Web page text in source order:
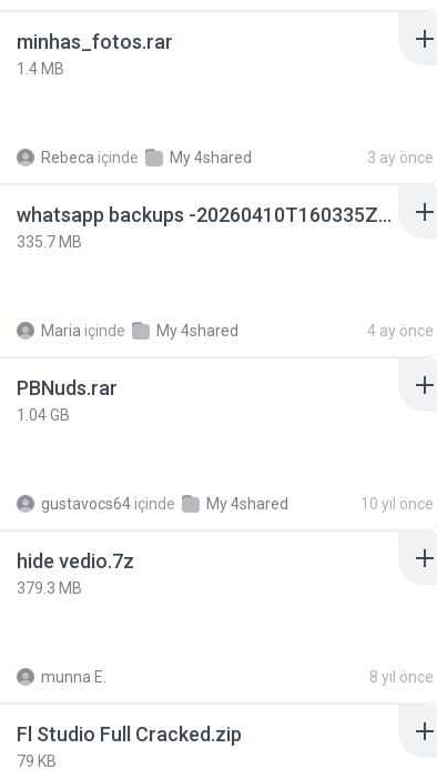
minhas_fotos.rar
1.4 MB
Rebeca içinde My 4shared 3 ay önce
whatsapp backups -20260410T160335Z-3-001.zip
335.7 MB
Maria içinde My 4shared 4 ay önce
PBNuds.rar
1.04 GB
gustavocs64 içinde My 4shared 10 yıl önce
hide vedio.7z
379.3 MB
munna E. 8 yıl önce
Fl Studio Full Cracked.zip
79 KB